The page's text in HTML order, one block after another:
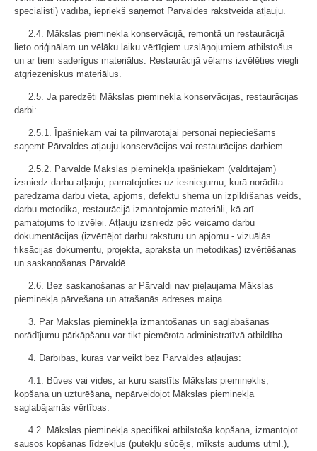
speciālisti) vadībā, iepriekš saņemot Pārvaldes rakstveida atļauju.
2.4. Mākslas pieminekļa konservācijā, remontā un restaurācijā
lieto oriģinālam un vēlāku laiku vērtīgiem uzslāņojumiem atbilstošus
un ar tiem saderīgus materiālus. Restaurācijā vēlams izvēlēties viegli
atgriezeniskus materiālus.
2.5. Ja paredzēti Mākslas pieminekļa konservācijas, restaurācijas
darbi:
2.5.1. Īpašniekam vai tā pilnvarotajai personai nepieciešams
saņemt Pārvaldes atļauju konservācijas vai restaurācijas darbiem.
2.5.2. Pārvalde Mākslas pieminekļa īpašniekam (valdītājam)
izsniedz darbu atļauju, pamatojoties uz iesniegumu, kurā norādīta
paredzamā darbu vieta, apjoms, defektu shēma un izpildīšanas veids,
darbu metodika, restaurācijā izmantojamie materiāli, kā arī
pamatojums to izvēlei. Atļauju izsniedz pēc veicamo darbu
dokumentācijas (izvērtējot darbu raksturu un apjomu - vizuālās
fiksācijas dokumentu, projekta, apraksta un metodikas) izvērtēšanas
un saskaņošanas Pārvaldē.
2.6. Bez saskaņošanas ar Pārvaldi nav pieļaujama Mākslas
pieminekļa pārvešana un atrašanās adreses maiņa.
3. Par Mākslas pieminekļa izmantošanas un saglabāšanas
norādījumu pārkāpšanu var tikt piemērota administratīvā atbildība.
4. Darbības, kuras var veikt bez Pārvaldes atļaujas:
4.1. Būves vai vides, ar kuru saistīts Mākslas piemineklis,
kopšana un uzturēšana, nepārveidojot Mākslas pieminekļa
saglabājamās vērtības.
4.2. Mākslas pieminekļa specifikai atbilstoša kopšana, izmantojot
sausos kopšanas līdzekļus (putekļu sūcējs, mīksts audums utml.),